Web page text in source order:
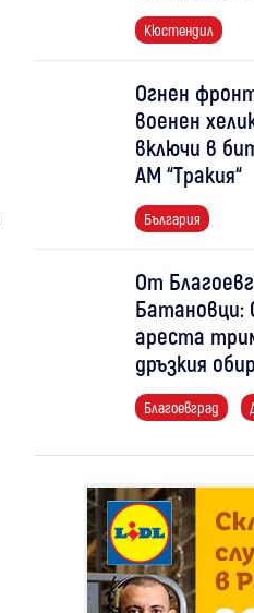
Кюстендил
Огнен
военен
включи в
АМ “Тракия“
България
От
Батановци:
ареста
дръзкия обир
Благоевград